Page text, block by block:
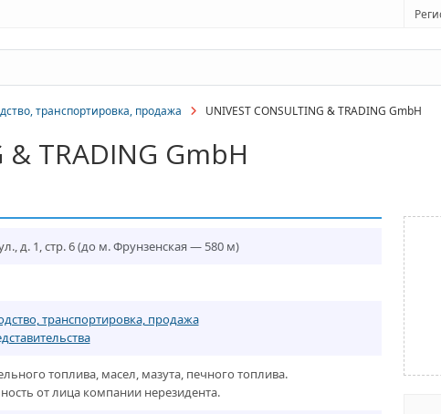
транспортировка, продажа UNIVEST CONSULTING & TRADING GmbH
& TRADING GmbH
д. 1, стр. 6(до м. Фрунзенская — 580 м)
транспортировка, продажа
топлива, масел, мазута, печного топлива.
от лица компании нерезидента.